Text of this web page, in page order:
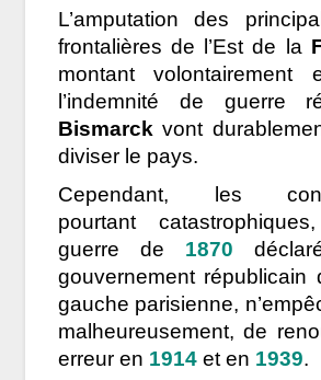
L’amputation des
frontalières de l’Est de la
montant volontairement
l’indemnité de guerre
Bismarck vont
diviser le pays.
Cependant, les
pourtant
guerre de 1870
gouvernement républicain
gauche parisienne,
malheureusement, de
erreur en 1914 et en 1939.